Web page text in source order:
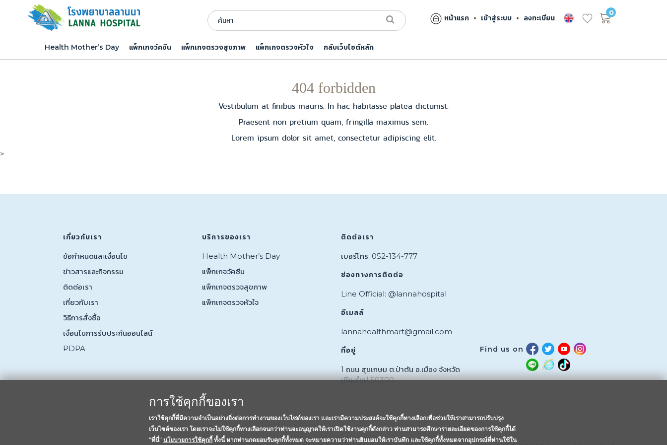
หน้าแรก เข้าสู่ระบบ ลงทะเบียน
0
Health Mother’s Day แพ็กเกจวัคซีน แพ็กเกจตรวจสุขภาพ แพ็กเกจตรวจหัวใจ กลับเว็บไซต์หลัก
404 forbidden
Vestibulum at finibus mauris. In hac habitasse platea dictumst.
Praesent non pretium quam, fringilla maximus sem.
Lorem ipsum dolor sit amet, consectetur adipiscing elit.
>
เกี่ยวกับเรา
ข้อกำหนดและเงื่อนไข
ข่าวสารและกิจกรรม
ติดต่อเรา
เกี่ยวกับเรา
วิธีการสั่งชื้อ
เงื่อนไขการรับประกันออนไลน์
PDPA
บริการของเรา
Health Mother’s Day
แพ็กเกจวัคซีน
แพ็กเกจตรวจสุขภาพ
แพ็กเกจตรวจหัวใจ
ติดต่อเรา
เบอร์โทร: 052-134-777
ช่องทางการติดต่อ
Line Official: @lannahospital
อีเมลล์
lannahealthmart@gmail.com
ที่อยู่
1 ถนน สุขเกษม ต.ป่าตัน อ.เมือง จังหวัด
เชียงใหม่ 50300
Find us on
การใช้คุกกี้ของเรา
เราใช้คุกกี้ที่มีความจำเป็นอย่างยิ่งต่อการทำงานของเว็บไซต์ของเรา และเรามีความประสงค์จะใช้คุกกี้ทางเลือกเพื่อช่วยให้เราสามารถปรับปรุง
เว็บไซต์ของเรา โดยเราจะไม่ใช้คุกกี้ทางเลือกจนกว่าท่านจะอนุญาตให้เราเปิดใช้งานคุกกี้ดังกล่าว ท่านสามารถศึกษารายละเอียดของการใช้คุกกี้ได้
"ที่นี่"นโยบายการใช้คุกกี้ทั้งนี้ หากท่านกดยอมรับคุกกี้ทั้งหมด จะหมายความว่าท่านยินยอมให้เราบันทึก และใช้คุกกี้ทั้งหมดจากอุปกรณ์ที่ท่านใช้ใน